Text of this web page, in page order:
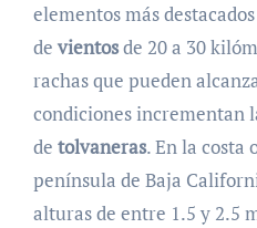
elementos más
de vientosde 20 a 30
rachas que pueden
condiciones incrementan
de tolvaneras. En la costa
península de Baja
alturas de entre 1.5 y 2.5